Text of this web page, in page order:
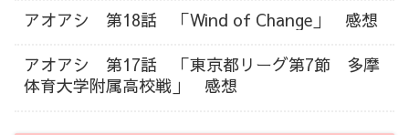
アオアシ 第18話 「Wind of Change」 感想
アオアシ 第17話 「東京都リーグ第7節 多摩
体育大学附属高校戦」 感想